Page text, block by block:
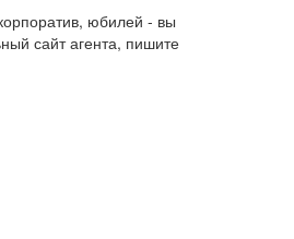
юбилей - вы
сайт агента, пишите